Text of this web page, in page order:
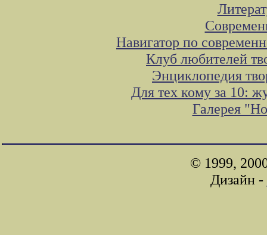
Навигатор по
Клуб любителей
Энциклопедия
Для тех кому за 10:
Галерея
© 1999,
Дизайн -